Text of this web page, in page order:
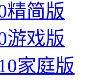
精简版
游戏版
家庭版